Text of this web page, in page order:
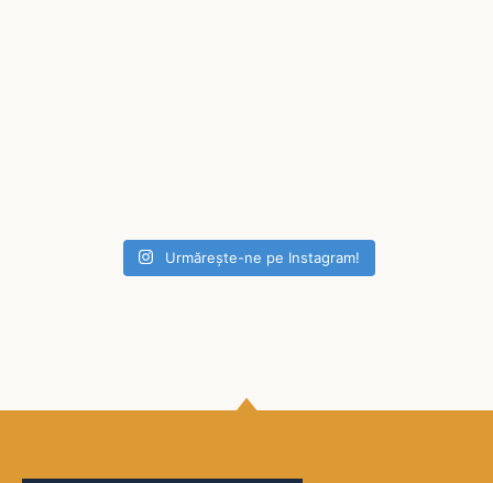
Urmărește-ne pe Instagram!